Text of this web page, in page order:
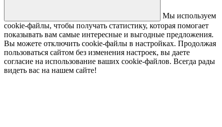
Мы используем
cookie-файлы, чтобы получать статистику, которая помогает
показывать вам самые интересные и выгодные предложения.
Вы можете отключить cookie-файлы в настройках. Продолжая
пользоваться сайтом без изменения настроек, вы даете
согласие на использование ваших cookie-файлов. Всегда рады
видеть вас на нашем сайте!